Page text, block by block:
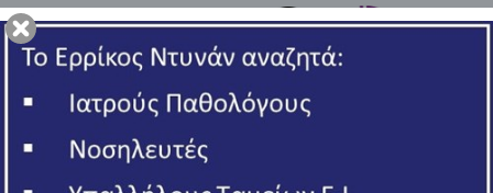
Copyright © 2026 Ερρίκος Ντυνάν Hospital Center.
All rights reserved